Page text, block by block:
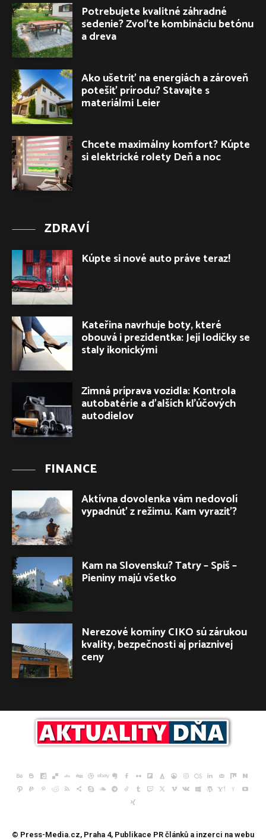
Potrebujete kvalitné záhradné
sedenie? Zvoľte kombináciu betónu
a dreva
Ako ušetriť na energiách a zároveň
potešiť prírodu? Stavajte s
materiálmi Leier
Chcete maximálny komfort? Kúpte
si elektrické rolety Deň a noc
ZDRAVÍ
Kúpte si nové auto práve teraz!
Kateřina navrhuje boty, které
obouvá i prezidentka: Její lodičky se
staly ikonickými
Zimná príprava vozidla: Kontrola
autobatérie a ďalších kľúčových
autodielov
FINANCE
Aktívna dovolenka vám nedovolí
vypadnúť z režimu. Kam vyraziť?
Kam na Slovensku? Tatry – Spiš –
Pieniny majú všetko
Nerezové komíny CIKO sú zárukou
kvality, bezpečnosti aj priaznivej
ceny
© Press-Media.cz, Praha 4, Publikace PR článků a inzerci na webu